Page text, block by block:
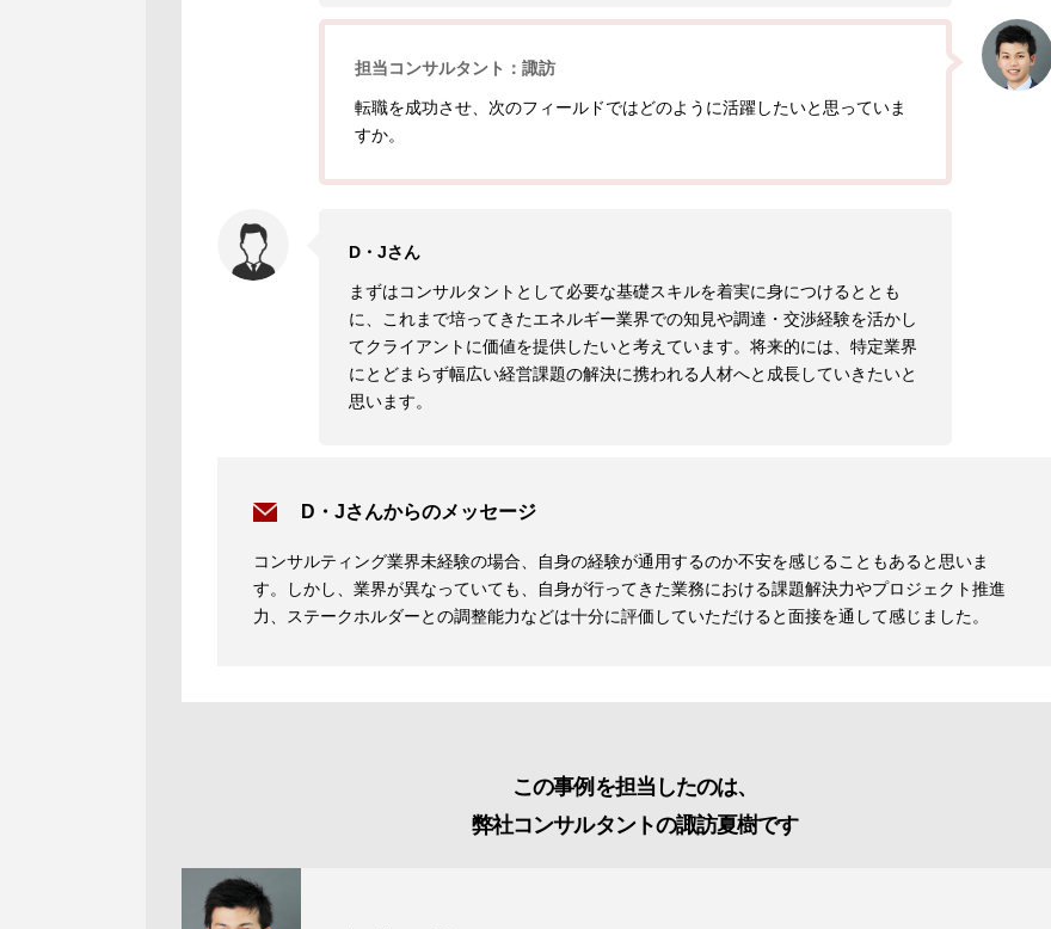
担当コンサルタント：諏訪
転職を成功させ、次のフィールドではどのように活躍したいと思っていま
すか。
D・Jさん
まずはコンサルタントとして必要な基礎スキルを着実に身につけるととも
に、これまで培ってきたエネルギー業界での知見や調達・交渉経験を活かし
てクライアントに価値を提供したいと考えています。将来的には、特定業界
にとどまらず幅広い経営課題の解決に携われる人材へと成長していきたいと
思います。
D・Jさんからのメッセージ
コンサルティング業界未経験の場合、自身の経験が通用するのか不安を感じることもあると思いま
す。しかし、業界が異なっていても、自身が行ってきた業務における課題解決力やプロジェクト推進
力、ステークホルダーとの調整能力などは十分に評価していただけると面接を通して感じました。
この事例を担当したのは、
弊社コンサルタントの諏訪夏樹です